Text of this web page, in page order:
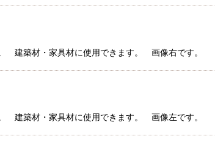
築材・家具材に使用できます。 画像右です。
築材・家具材に使用できます。 画像左です。